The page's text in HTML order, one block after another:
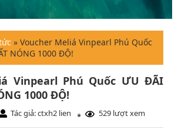
» Voucher Meliá Vinpearl Phú Quốc
NÓNG 1000 ĐỘ!
Vinpearl Phú Quốc ƯU ĐÃI
1000 ĐỘ!
Tác giả: ctxh2 lien * 529 lượt xem